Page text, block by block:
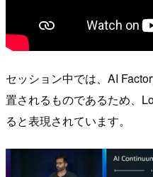
セッション中では、AI
置されるものであるため、
ると表現されています。